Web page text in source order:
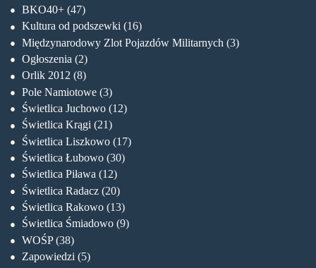
BKO40+ (47)
Kultura od podszewki (16)
Międzynarodowy Zlot Pojazdów Militarnych (3)
Ogłoszenia (2)
Orlik 2012 (8)
Pole Namiotowe (3)
Świetlica Juchowo (12)
Świetlica Krągi (21)
Świetlica Liszkowo (17)
Świetlica Łubowo (30)
Świetlica Piława (12)
Świetlica Radacz (20)
Świetlica Rakowo (13)
Świetlica Śmiadowo (9)
WOŚP(38)
Zapowiedzi (5)